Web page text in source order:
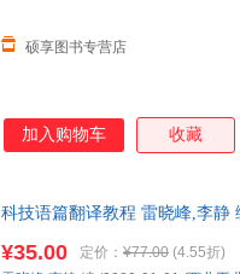
硕享图书专营店
加入购物车 收藏
科技语篇翻译教程 雷晓峰,李静
¥35.00 定价： ¥77.00 (4.55折)